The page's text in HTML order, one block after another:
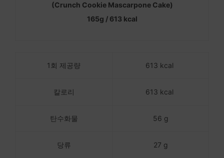
(Crunch Cookie Mascarpone Cake)
165g / 613 kcal
1회 제공량 613 kcal
칼로리 613 kcal
탄수화물 56 g
당류 27 g